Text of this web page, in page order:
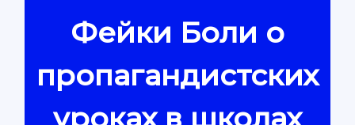
КонтактыФейки Боли о
пропагандистских
уроках в школах